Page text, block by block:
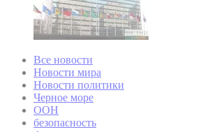
Все новости
Новости мира
Новости политики
Черное море
ООН
безопасность